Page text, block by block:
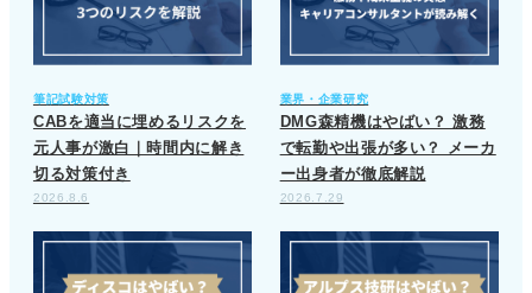
筆記試験対策
CABを適当に埋めるリスクを
元人事が激白｜時間内に解き
切る対策付き
2026.8.6
業界・企業研究
DMG森精機はやばい？ 激務
で転勤や出張が多い？ メーカ
ー出身者が徹底解説
2026.7.29